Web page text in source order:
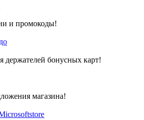
и промокоды!
держателей бонусных карт!
магазина!